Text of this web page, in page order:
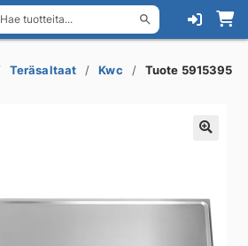
Hae tuotteita...
Teräsaltaat Kwc Tuote 5915395